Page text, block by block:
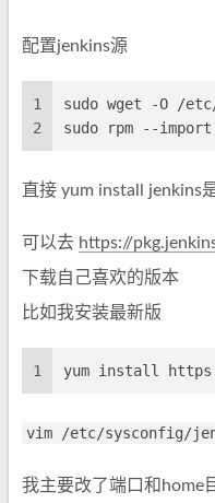
配置jenkins源
1
2
sudo wget -O /
sudo rpm --
直接 yum install jenkins
可以去 https://
下载自己喜欢的版本
比如我安装最新版
1 yum install
vim /etc/sysconfig/
我主要改了端口和home